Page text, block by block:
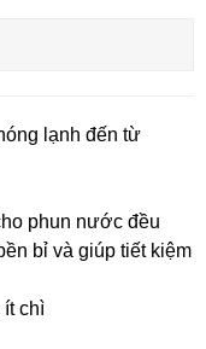
lạnh đến từ
phun nước đều
bỉ và giúp tiết kiệm
ít chì